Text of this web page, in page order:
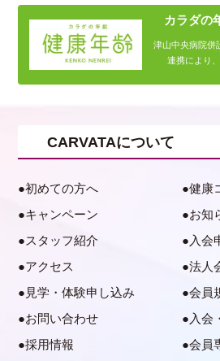
カラダの
津山中央病院併
連携により
CARVATAについて
初めての方へ
健康
キャンペーン
お知
スタッフ紹介
入会
アクセス
法人
見学・体験申し込み
会員
お問い合わせ
入会
採用情報
会員